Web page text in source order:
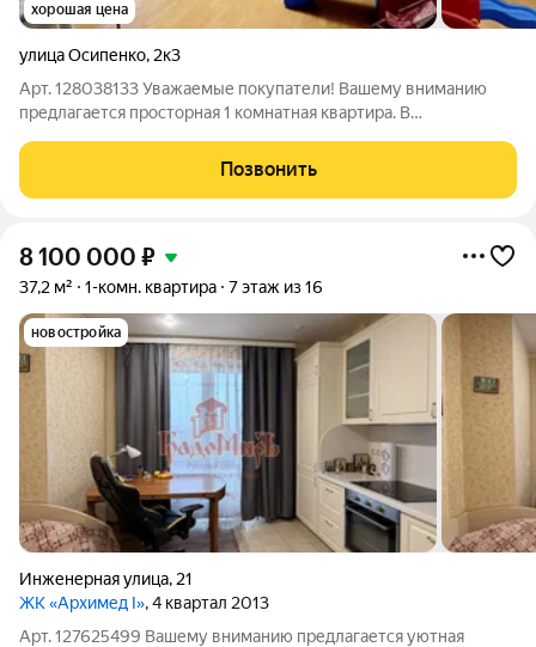
хорошая цена
улица Осипенко, 2к3
Арт. 128038133 Уважаемые покупатели! Вашему вниманию
предлагается просторная 1 комнатная квартира. В
Квартира 71 кв.м. расположена, на 6 этаже 8 этажного,
кирпичного дома, очень уютная и
Позвонить
8 100 000 ₽
37,2 м² 1-комн. квартира 7 этаж из 16
новостройка
Инженерная улица, 21
ЖК «Архимед I», 4 квартал 2013
Арт. 127625499 Вашему вниманию предлагается уютная